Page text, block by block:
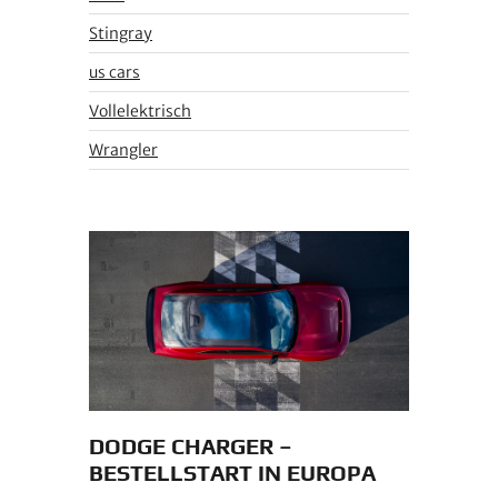
Stingray
us cars
Vollelektrisch
Wrangler
DODGE CHARGER –
BESTELLSTART IN EUROPA